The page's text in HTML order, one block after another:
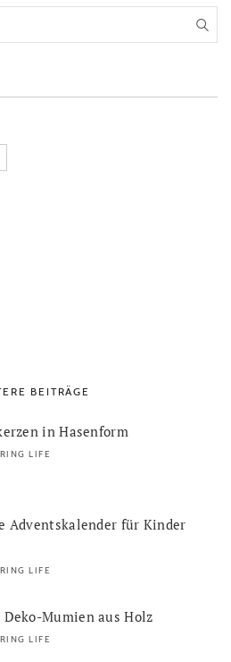
BEITRÄGE
in Hasenform
LIFE
Adventskalender für Kinder
LIFE
Mumien aus Holz
LIFE